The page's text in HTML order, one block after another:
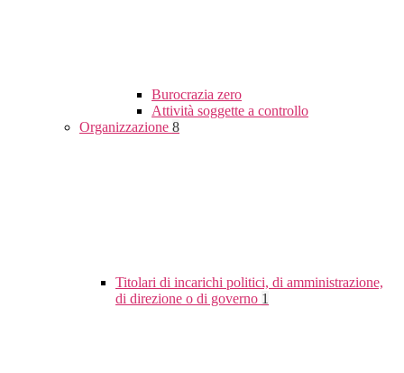
Burocrazia zero
Attività soggette a controllo
Organizzazione 8
Titolari di incarichi politici, di amministrazione,
di direzione o di governo 1